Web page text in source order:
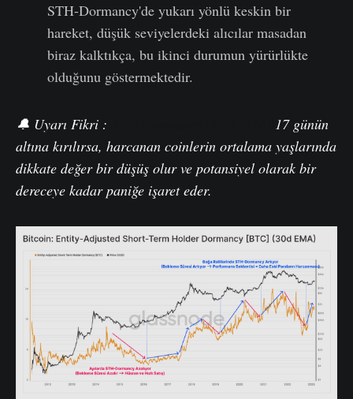
STH-Dormancy'de yukarı yönlü keskin bir
hareket, düşük seviyelerdeki alıcılar masadan
biraz kalktıkça, bu ikinci durumun yürürlükte
olduğunu göstermektedir.
🔔 Uyarı Fikri :
17 günün
altına kırılırsa, harcanan coinlerin ortalama yaşlarında
dikkate değer bir düşüş olur ve potansiyel olarak bir
dereceye kadar paniğe işaret eder.